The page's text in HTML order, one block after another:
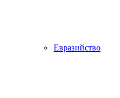
Евразийство